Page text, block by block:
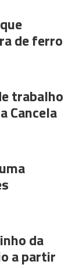
de ferro
trabalho
Cancela
da
a partir